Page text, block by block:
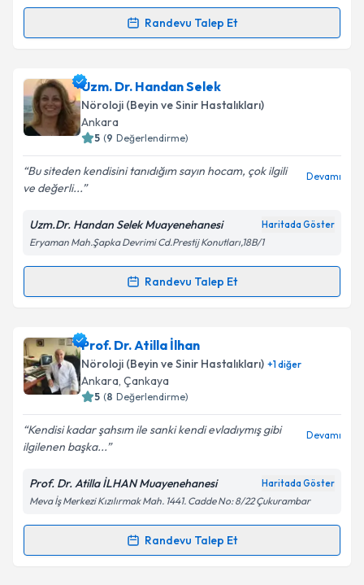
kapsamda işlenmesini kabul ediyorum.
Randevu Talep Et
Randevu Takvimi Talebi
Prof. Dr. Nurper Erberk Özen
talebi oluşturun. Size bu uzmandan randevu almanız
için bir takvim hazırlandığında e-posta ile
bilgilendireceğiz.
E-posta Adresiniz
Kişisel verilerimin işlenmesine ilişkinAydınlatma
Metni'ni okudum ve kişisel verilerimin belirtilen
kapsamda işlenmesini kabul ediyorum.
Uzm. Dr. Handan Selek
Nöroloji (Beyin ve Sinir Hastalıkları)
Ankara
5 (9 Değerlendirme)
Bu siteden kendisini tanıdığım sayın hocam, çok ilgili
ve değerli...
Devamı
Uzm.Dr. Handan Selek Muayenehanesi Haritada Göster
Eryaman Mah.Şapka Devrimi Cd.Prestij Konutları,18B/1
Randevu Talep Et
Randevu Takvimi Talebi
Uzm. Dr. Handan Selekiçin randevu takvimi talebi
oluşturun. Size bu uzmandan randevu almanız için bir
takvim hazırlandığında e-posta ile bilgilendireceğiz.
Kişisel verilerimin işlenmesine ilişkin
Aydınlatma
Metni'ni okudum ve kişisel verilerimin belirtilen
kapsamda işlenmesini kabul ediyorum.
Prof. Dr. Atilla İlhan
Nöroloji (Beyin ve Sinir Hastalıkları) +1diğer
Ankara, Çankaya
5 (8 Değerlendirme)
Kendisi kadar şahsım ile sanki kendi evladıymış gibi
ilgilenen başka...
Devamı
Prof. Dr. Atilla İLHAN Muayenehanesi Haritada Göster
Meva İş Merkezi Kızılırmak Mah. 1441. Cadde No: 8/22 Çukurambar
Randevu Talep Et
Randevu Takvimi Talebi